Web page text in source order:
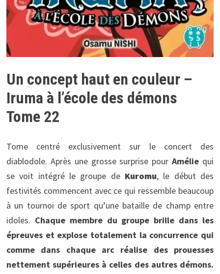
Un concept haut en couleur –
Iruma à l’école des démons
Tome 22
Tome centré exclusivement sur le concert des
diablodole. Après une grosse surprise pourAmélie qui
se voit intégré le groupe de Kuromu, le début des
festivités commencent avec ce qui ressemble beaucoup
à un tournoi de sport qu’une bataille de champ entre
idoles. Chaque membre du groupe brille dans les
épreuves et explose totalement la concurrence qui
comme dans chaque arc réalise des prouesses
nettement supérieures à celles des autres démons.